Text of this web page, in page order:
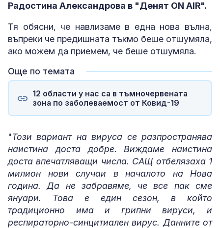
Радостина Александрова в "Денят ON AIR".
Тя обясни, че навлизаме в една нова вълна,
въпреки че предишната тъкмо беше отшумяла,
ако можем да приемем, че беше отшумяла.
Още по темата
12 области у нас са в тъмночервената
зона по заболеваемост от Ковид-19
"Този вариант на вируса се разпространява
наистина доста добре. Виждаме наистина
доста впечатляващи числа. САЩ отбелязаха 1
милион нови случаи в началото на Нова
година. Да не забравяме, че все пак сме
януари. Това е един сезон, в който
традиционно има и грипни вируси, и
респираторно-синцитиален вирус. Данните от